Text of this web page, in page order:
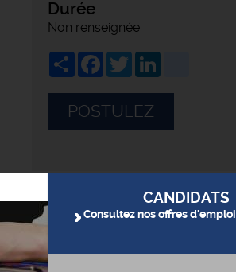
Durée
Non renseignée
ShareFacebook
Twitter
POSTULEZ
CANDIDATS
Consultez nos offres d'emploi